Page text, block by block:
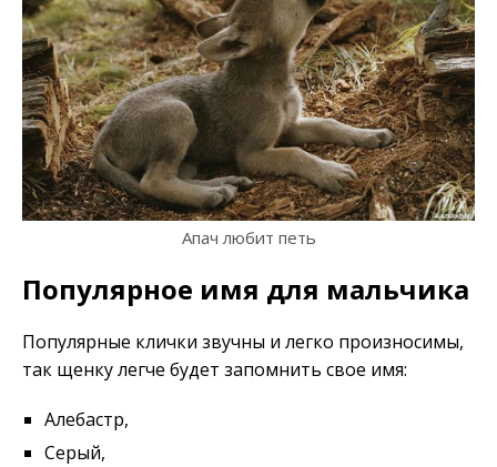
Апач любит петь
Популярное имя для мальчика
Популярные клички звучны и легко произносимы,
так щенку легче будет запомнить свое имя:
Алебастр,
Серый,